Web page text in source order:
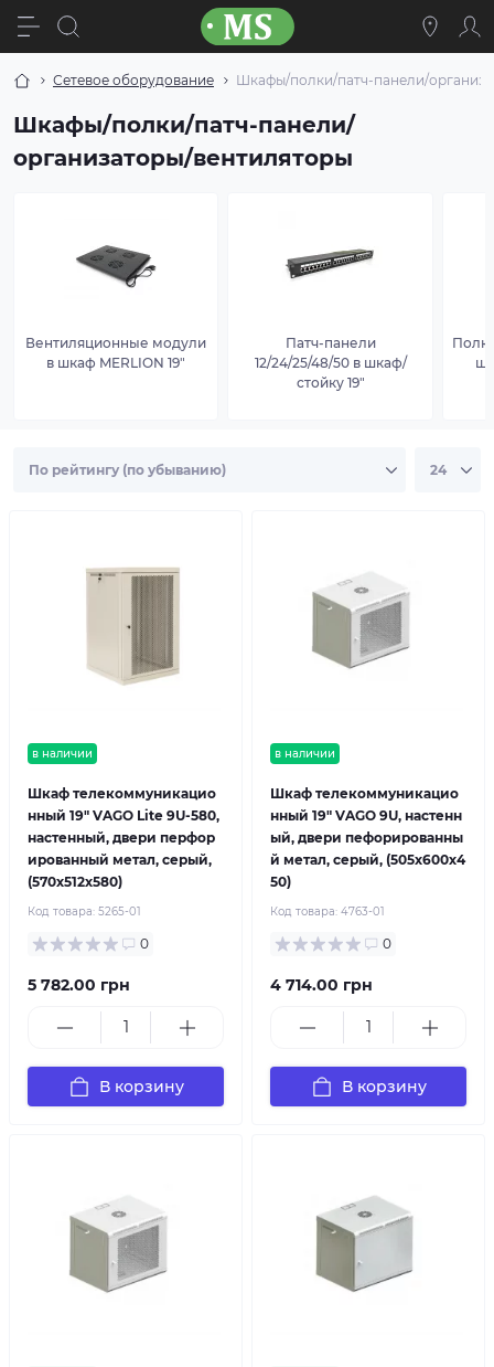
Сетевое оборудование Шкафы/полки/патч-панели/
Шкафы/полки/патч-панели/
организаторы/вентиляторы
Вентиляционные модули
в шкаф MERLION 19"
Патч-панели
12/24/25/48/50 в шкаф/
стойку 19"
в наличии
Шкаф телекоммуникацио
нный 19" VAGO Lite 9U-580,
настенный, двери перфор
ированный метал, серый,
(570х512х580)
Код товара: 5265-01
0
5 782.00 грн
В корзину
в наличии
Шкаф телекоммуникацио
нный 19" VAGO 9U, настенн
ый, двери пефорированны
й метал, серый, (505х600х4
50)
Код товара: 4763-01
0
4 714.00 грн
В корзину